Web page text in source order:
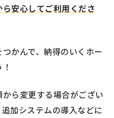
安心してご利用くださ
かんで、納得のいくホー
ら変更する場合がござい
加システムの導入などに